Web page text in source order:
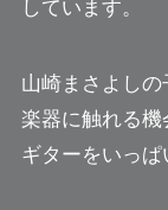
しています。
山崎まさよし
楽器に触れる
ギターをいっぱ